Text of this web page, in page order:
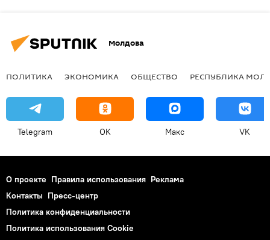
Молдова
ПОЛИТИКА ЭКОНОМИКА ОБЩЕСТВО РЕСПУБЛИКА
Telegram OK Макс VK
О проекте Правила использования Реклама
Контакты Пресс-центр
Политика конфиденциальности
Политика использования Cookie